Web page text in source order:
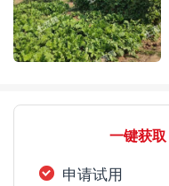
一键获取
申请试用